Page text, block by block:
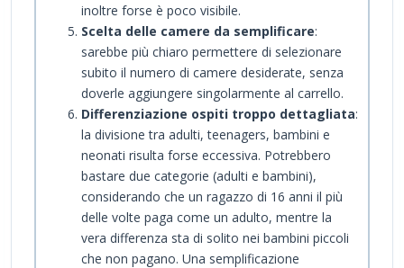
inoltre forse è poco visibile.
Scelta delle camere da semplificare:
sarebbe più chiaro permettere di selezionare
subito il numero di camere desiderate, senza
doverle aggiungere singolarmente al carrello.
Differenziazione ospiti troppo dettagliata:
la divisione tra adulti, teenagers, bambini e
neonati risulta forse eccessiva. Potrebbero
bastare due categorie (adulti e bambini),
considerando che un ragazzo di 16 anni il più
delle volte paga come un adulto, mentre la
vera differenza sta di solito nei bambini piccoli
che non pagano. Una semplificazione